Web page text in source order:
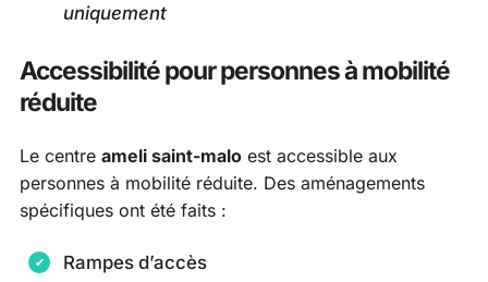
uniquement
Accessibilité pour personnes à mobilité
réduite
Le centre ameli saint-malo est accessible aux
personnes à mobilité réduite. Des aménagements
spécifiques ont été faits :
Rampes d’accès